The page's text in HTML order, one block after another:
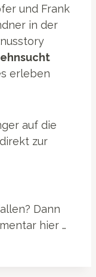
und Frank
in der
erleben
auf die
zur
Dann
hier …